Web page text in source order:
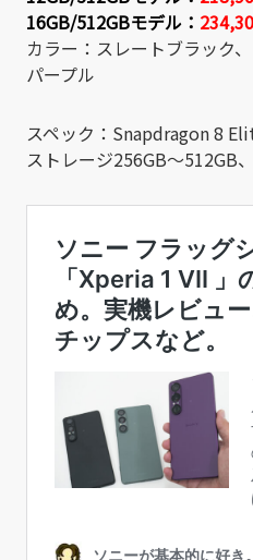
16GB/512GBモデル：
カラー：スレートブラック
パープル
スペック：Snapdragon 8
ストレージ256GB～512GB